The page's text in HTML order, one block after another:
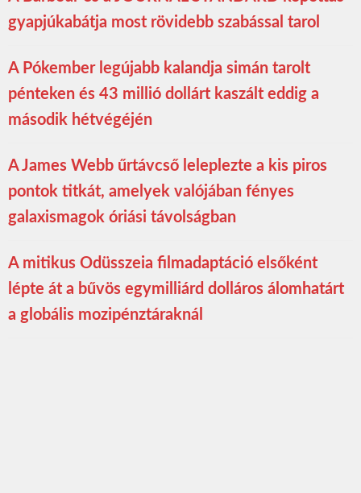
gyapjúkabátja most rövidebb szabással tarol
A Pókember legújabb kalandja simán tarolt
pénteken és 43 millió dollárt kaszált eddig a
második hétvégéjén
A James Webb űrtávcső leleplezte a kis piros
pontok titkát, amelyek valójában fényes
galaxismagok óriási távolságban
A mitikus Odüsszeia filmadaptáció elsőként
lépte át a bűvös egymilliárd dolláros álomhatárt
a globális mozipénztáraknál